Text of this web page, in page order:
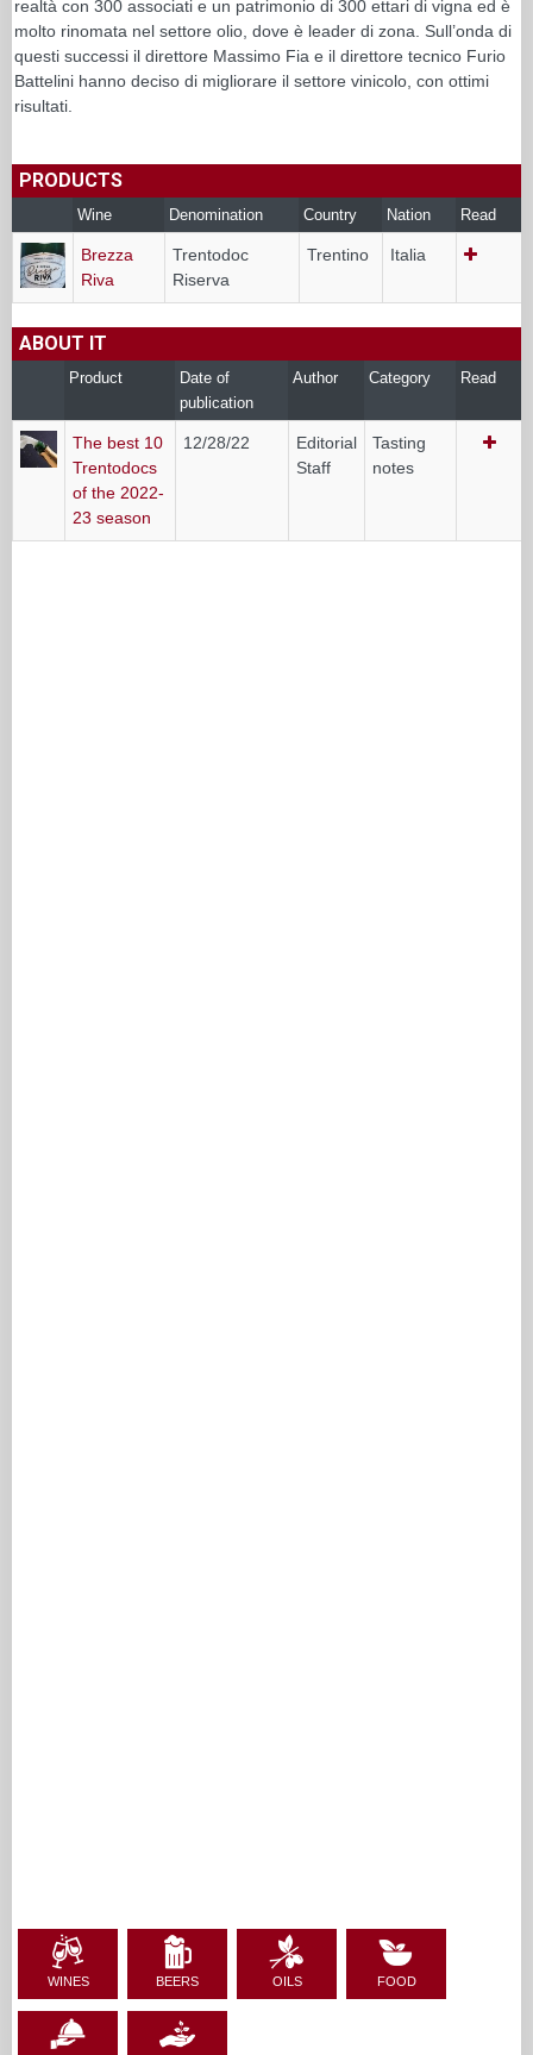
realtà con 300 associati e un patrimonio di 300 ettari di vigna ed è
molto rinomata nel settore olio, dove è leader di zona. Sull’onda di
questi successi il direttore Massimo Fia e il direttore tecnico Furio
Battelini hanno deciso di migliorare il settore vinicolo, con ottimi
risultati.
PRODUCTS
Wine Denomination Country Nation Read
Brezza
Riva
Trentodoc
Riserva
Trentino Italia
ABOUT IT
Product
Date of
publication
Author Category Read
The best 10
Trentodocs
of the 2022-
23 season
12/28/22
Editorial
Staff
Tasting
notes
WINES BEERS OILS FOOD